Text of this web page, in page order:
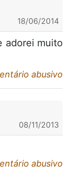
18/06/2014
adorei muito
abusivo
08/11/2013
abusivo